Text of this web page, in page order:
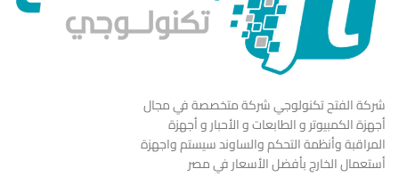
شركة الفتح تكنولوجي شركة متخصصة في مجال
أجهزة الكمبيوتر و الطابعات و الأحبار و أجهزة
المراقبة وأنظمة التحكم والساوند سيستم واجهزة
أستعمال الخارج بأفضل الأسعار في مصر